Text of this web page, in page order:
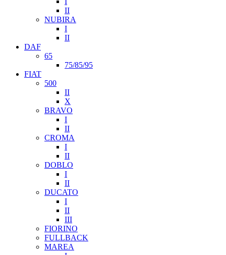
II
NUBIRA
I
II
DAF
65
75/85/95
FIAT
500
II
X
BRAVO
I
II
CROMA
I
II
DOBLO
I
II
DUCATO
I
II
III
FIORINO
FULLBACK
MAREA